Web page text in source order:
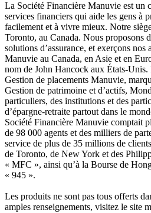
La Société Financière Manuvie est un
services financiers qui aide les gens à
facilement et à vivre mieux. Notre
Toronto, au Canada. Nous proposons
solutions d’assurance, et exerçons nos
Manuvie au Canada, en Asie et en
nom de John Hancock aux États-Unis.
Gestion de placements Manuvie,
Gestion de patrimoine et d’actifs,
particuliers, des institutions et des
d’épargne-retraite partout dans le
Société Financière Manuvie comptait
de 98 000 agents et des milliers de
service de plus de 35 millions de
de Toronto, de New York et des
« MFC », ainsi qu’à la Bourse de
« 945 ».
Les produits ne sont pas tous offerts
amples renseignements, visitez le site